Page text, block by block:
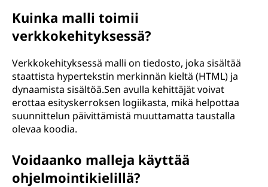
Kuinka malli toimii
verkkokehityksessä?
Verkkokehityksessä malli on tiedosto, joka sisältää
staattista hypertekstin merkinnän kieltä (HTML) ja
dynaamista sisältöä.Sen avulla kehittäjät voivat
erottaa esityskerroksen logiikasta, mikä helpottaa
suunnittelun päivittämistä muuttamatta taustalla
olevaa koodia.
Voidaanko malleja käyttää
ohjelmointikielillä?